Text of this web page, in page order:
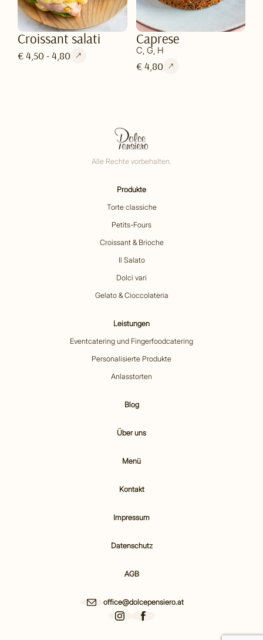
Croissant salati
€ 4,50 - 4,80
Caprese
C, G, H
€ 4,80
Alle Rechte vorbehalten.
Produkte
Torte classiche
Petits-Fours
Croissant & Brioche
Il Salato
Dolci vari
Gelato & Cioccolateria
Leistungen
Eventcatering und Fingerfoodcatering
Personalisierte Produkte
Anlasstorten
Blog
Über uns
Menü
Kontakt
Impressum
Datenschutz
AGB
office@dolcepensiero.at